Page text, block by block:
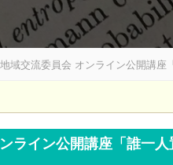
域交流委員会 オンライン公開講座
ライン公開講座「誰一